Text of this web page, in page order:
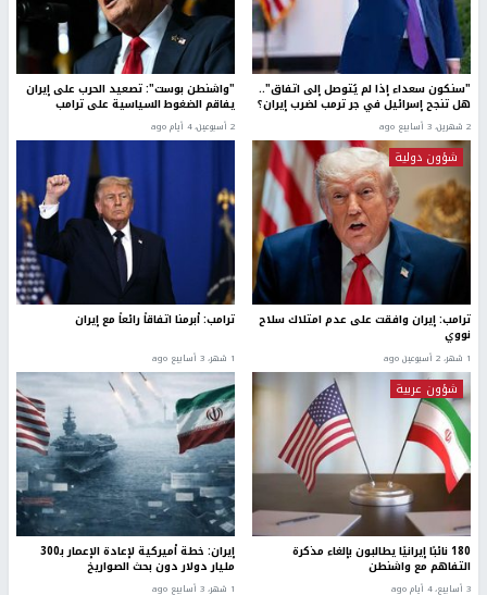
"سنكون سعداء إذا لم يُتوصل إلى اتفاق"..
هل تنجح إسرائيل في جر ترمب لضرب إيران؟
2 شهرين، 3 أسابيع ago
"واشنطن بوست": تصعيد الحرب على إيران
يفاقم الضغوط السياسية على ترامب
2 أسبوعين، 4 أيام ago
شؤون دولية
ترامب: إيران وافقت على عدم امتلاك سلاح
نووي
1 شهر، 2 أسبوعين ago
ترامب: أبرمنا اتفاقاً رائعاً مع إيران
1 شهر، 3 أسابيع ago
شؤون عربية
180 نائبًا إيرانيًا يطالبون بإلغاء مذكرة
التفاهم مع واشنطن
3 أسابيع، 4 أيام ago
إيران: خطة أميركية لإعادة الإعمار بـ300
مليار دولار دون بحث الصواريخ
1 شهر، 3 أسابيع ago